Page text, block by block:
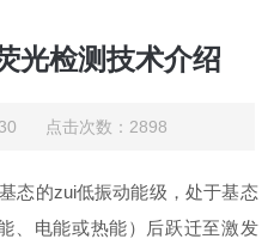
光检测技术介绍
30 点击次数：2898
的zui低振动能级，处于基态
、电能或热能）后跃迁至激发